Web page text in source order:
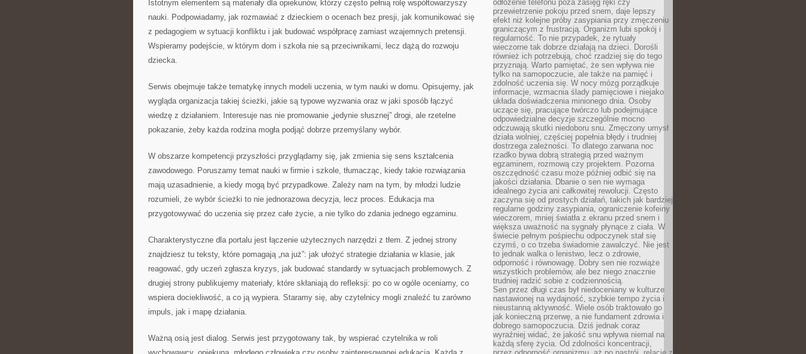
Istotnym elementem są materiały dla opiekunów, którzy często pełnią rolę współtowarzyszy
nauki. Podpowiadamy, jak rozmawiać z dzieckiem o ocenach bez presji, jak komunikować się
z pedagogiem w sytuacji konfliktu i jak budować współpracę zamiast wzajemnych pretensji.
Wspieramy podejście, w którym dom i szkoła nie są przeciwnikami, lecz dążą do rozwoju
dziecka.
Serwis obejmuje także tematykę innych modeli uczenia, w tym nauki w domu. Opisujemy, jak
wygląda organizacja takiej ścieżki, jakie są typowe wyzwania oraz w jaki sposób łączyć
wiedzę z działaniem. Interesuje nas nie promowanie „jedynie słusznej” drogi, ale rzetelne
pokazanie, żeby każda rodzina mogła podjąć dobrze przemyślany wybór.
W obszarze kompetencji przyszłości przyglądamy się, jak zmienia się sens kształcenia
zawodowego. Poruszamy temat nauki w firmie i szkole, tłumacząc, kiedy takie rozwiązania
mają uzasadnienie, a kiedy mogą być przypadkowe. Zależy nam na tym, by młodzi ludzie
rozumieli, że wybór ścieżki to nie jednorazowa decyzja, lecz proces. Edukacja ma
przygotowywać do uczenia się przez całe życie, a nie tylko do zdania jednego egzaminu.
Charakterystyczne dla portalu jest łączenie użytecznych narzędzi z tłem. Z jednej strony
znajdziesz tu teksty, które pomagają „na już”: jak ułożyć strategie działania w klasie, jak
reagować, gdy uczeń zgłasza kryzys, jak budować standardy w sytuacjach problemowych. Z
drugiej strony publikujemy materiały, które skłaniają do refleksji: po co w ogóle oceniamy, co
wspiera dociekliwość, a co ją wypiera. Staramy się, aby czytelnicy mogli znaleźć tu zarówno
impuls, jak i mapę działania.
Ważną osią jest dialog. Serwis jest przygotowany tak, by wspierać czytelnika w roli
odłożenie telefonu poza zasięg ręki czy
przewietrzenie pokoju przed snem, daje lepszy
efekt niż kolejne próby zasypiania przy zmęczeniu
graniczącym z frustracją. Organizm lubi spokój i
regularność. To nie przypadek, że rytuały
wieczorne tak dobrze działają na dzieci. Dorośli
również ich potrzebują, choć rzadziej się do tego
przyznają. Warto pamiętać, że sen wpływa nie
tylko na samopoczucie, ale także na pamięć i
zdolność uczenia się. W nocy mózg porządkuje
informacje, wzmacnia ślady pamięciowe i niejako
układa doświadczenia minionego dnia. Osoby
uczące się, pracujące twórczo lub podejmujące
odpowiedzialne decyzje szczególnie mocno
odczuwają skutki niedoboru snu. Zmęczony umysł
działa wolniej, częściej popełnia błędy i trudniej
dostrzega zależności. To dlatego zarwana noc
rzadko bywa dobrą strategią przed ważnym
egzaminem, rozmową czy projektem. Pozorna
oszczędność czasu może później odbić się na
jakości działania. Dbanie o sen nie wymaga
idealnego życia ani całkowitej rewolucji. Często
zaczyna się od prostych działań, takich jak bardziej
regularne godziny zasypiania, ograniczenie kofeiny
wieczorem, mniej światła z ekranu przed snem i
większa uważność na sygnały płynące z ciała. W
świecie pełnym pośpiechu odpoczynek stał się
czymś, o co trzeba świadomie zawalczyć. Nie jest
to jednak walka o lenistwo, lecz o zdrowie,
odporność i równowagę. Dobry sen nie rozwiąże
wszystkich problemów, ale bez niego znacznie
trudniej radzić sobie z codziennością.
Sen przez długi czas był niedoceniany w kulturze
nastawionej na wydajność, szybkie tempo życia i
nieustanną aktywność. Wiele osób traktowało go
jak konieczną przerwę, a nie fundament zdrowia i
dobrego samopoczucia. Dziś jednak coraz
wyraźniej widać, że jakość snu wpływa niemal na
każdą sferę życia. Od zdolności koncentracji,